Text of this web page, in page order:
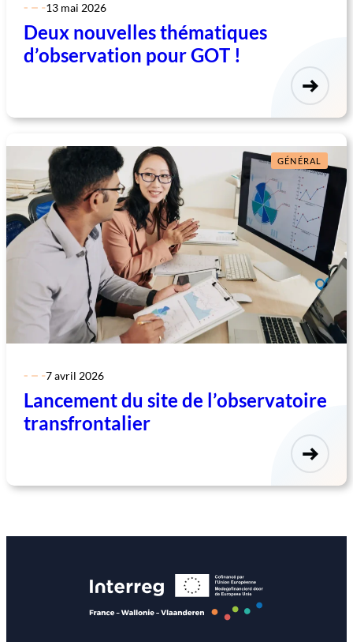
13 mai 2026
Deux nouvelles thématiques
d’observation pour GOT !
GÉNÉRAL
7 avril 2026
Lancement du site de l’observatoire
transfrontalier